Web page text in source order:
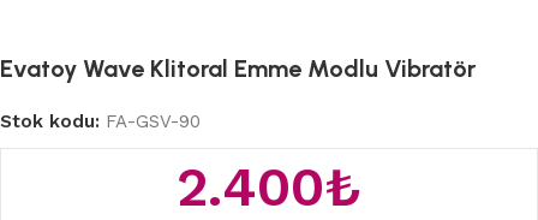
Evatoy Wave Klitoral Emme Modlu Vibratör
Stok kodu: FA-GSV-90
2.400₺